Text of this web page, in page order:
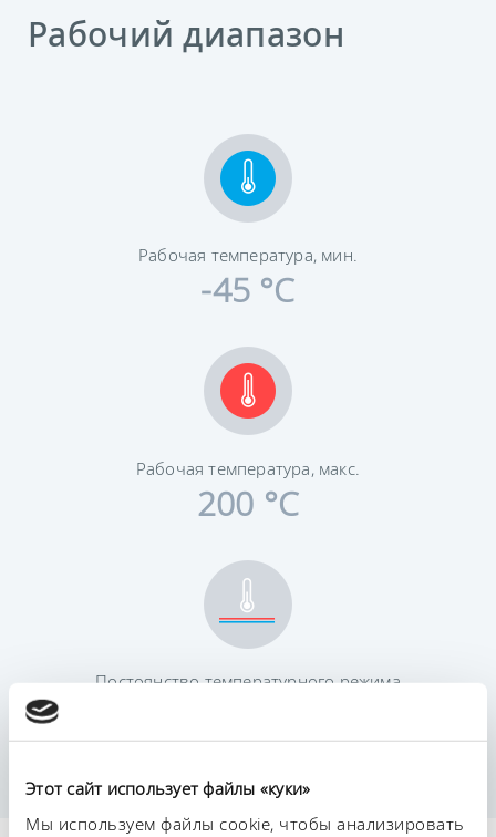
Этот сайт использует файлы «куки»
Мы используем файлы cookie, чтобы анализировать
Рабочий диапазон
Рабочая температура, мин.
-45 °C
Рабочая температура, макс.
200 °C
Постоянство температурного режима